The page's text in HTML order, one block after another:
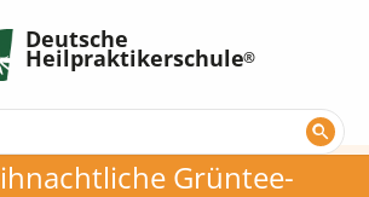
Deutsche
Heilpraktikerschule
Grüntee-